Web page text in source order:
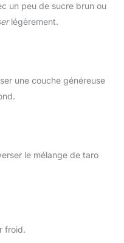
un peu de sucre brun ou
légèrement.
une couche généreuse
le mélange de taro
froid.